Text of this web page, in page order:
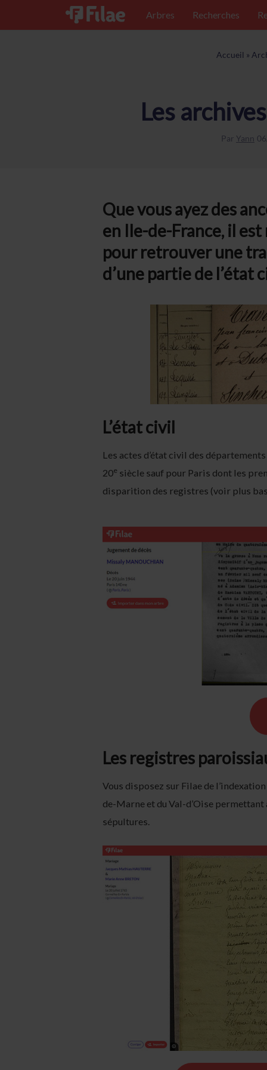
Arbres Recherches
Accueil »
Les
Par Yann
Que vous ayez des
en Ile-de-France, il
pour retrouver une
d’une partie de l’état
L’état civil
Les actes d’état civil des
20e siècle sauf pour Paris dont les
disparition des registres (voir plus
Les registres
Vous disposez sur Filae de
de-Marne et du Val-d’Oise
sépultures.